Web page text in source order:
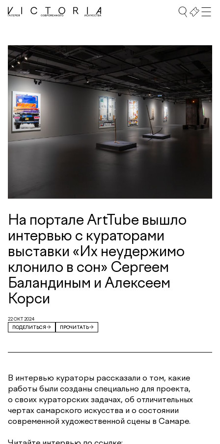
На портале ArtTube вышло
интервью с кураторами
выставки «Их неудержимо
клонило в сон» Сергеем
Баландиным и Алексеем
Корси
22 ОКТ 2024
ПОДЕЛИТЬСЯ
ПРОЧИТАТЬ
В интервью кураторы рассказали о том, какие
работы были созданы специально для проекта,
о своих кураторских задачах, об отличительных
чертах самарского искусства и о состоянии
современной художественной сцены в Самаре.